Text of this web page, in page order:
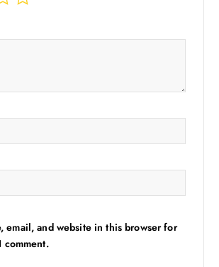
email, and website in this browser for
comment.